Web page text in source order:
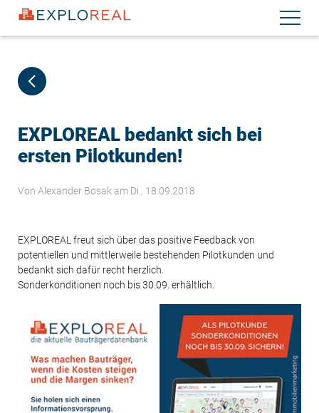
Direkt
zum
Inhalt
EXPLOREAL bedankt sich bei
ersten Pilotkunden!
Von Alexander Bosak am Di., 18.09.2018
EXPLOREAL freut sich über das positive Feedback von
potentiellen und mittlerweile bestehenden Pilotkunden und
bedankt sich dafür recht herzlich.
Sonderkonditionen noch bis 30.09. erhältlich.